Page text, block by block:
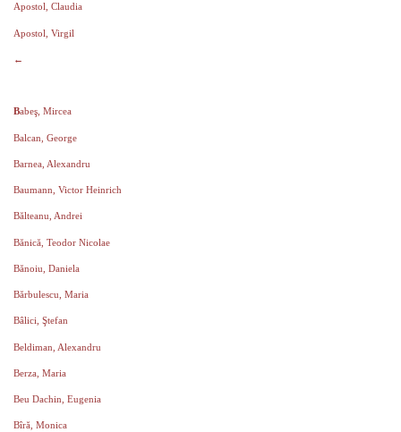
Apostol, Claudia
Apostol, Virgil
←
Babeş, Mircea
Balcan, George
Barnea, Alexandru
Baumann, Victor Heinrich
Bălteanu, Andrei
Bănică, Teodor Nicolae
Bănoiu, Daniela
Bărbulescu, Maria
Bâlici, Ştefan
Beldiman, Alexandru
Berza, Maria
Beu Dachin, Eugenia
Bîră, Monica